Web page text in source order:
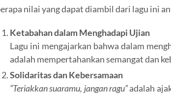
nilai yang dapat diambil dari lagu ini
Ketabahan dalam Menghadapi Ujian
Lagu ini mengajarkan bahwa dalam
adalah mempertahankan semangat dan
Solidaritas dan Kebersamaan
“Teriakkan suaramu, jangan ragu”adalah